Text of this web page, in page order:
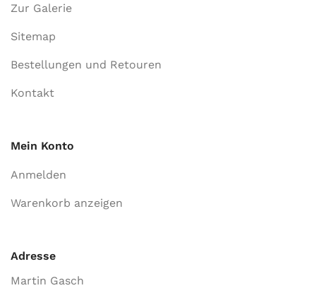
Zur Galerie
Sitemap
Bestellungen und Retouren
Kontakt
Mein Konto
Anmelden
Warenkorb anzeigen
Adresse
Martin Gasch